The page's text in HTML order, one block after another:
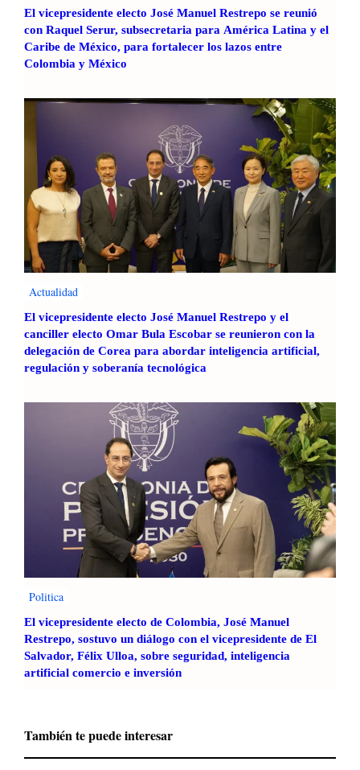
El vicepresidente electo José Manuel Restrepo se reunió
con Raquel Serur, subsecretaria para América Latina y el
Caribe de México, para fortalecer los lazos entre
Colombia y México
Actualidad
El vicepresidente electo José Manuel Restrepo y el
canciller electo Omar Bula Escobar se reunieron con la
delegación de Corea para abordar inteligencia artificial,
regulación y soberanía tecnológica
Politica
El vicepresidente electo de Colombia, José Manuel
Restrepo, sostuvo un diálogo con el vicepresidente de El
Salvador, Félix Ulloa, sobre seguridad, inteligencia
artificial comercio e inversión
También te puede interesar